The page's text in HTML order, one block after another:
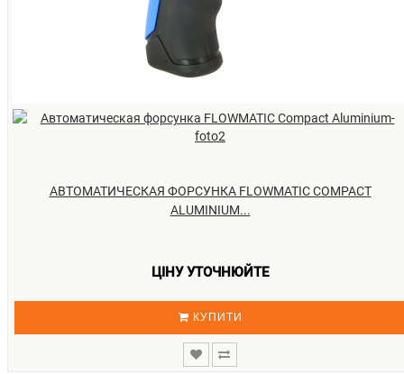
АВТОМАТИЧЕСКАЯ ФОРСУНКА FLOWMATIC COMPACT
ALUMINIUM...
ЦІНУ УТОЧНЮЙТЕ
КУПИТИ